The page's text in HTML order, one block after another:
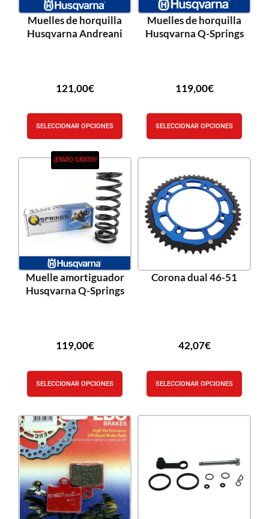
Muelles de horquilla
Husqvarna Andreani
121,00€
SELECCIONAR OPCIONES
Muelles de horquilla
Husqvarna Q-Springs
119,00€
SELECCIONAR OPCIONES
¡ENVÍO GRATIS!
Muelle amortiguador
Husqvarna Q-Springs
119,00€
SELECCIONAR OPCIONES
Corona dual 46-51
42,07€
SELECCIONAR OPCIONES